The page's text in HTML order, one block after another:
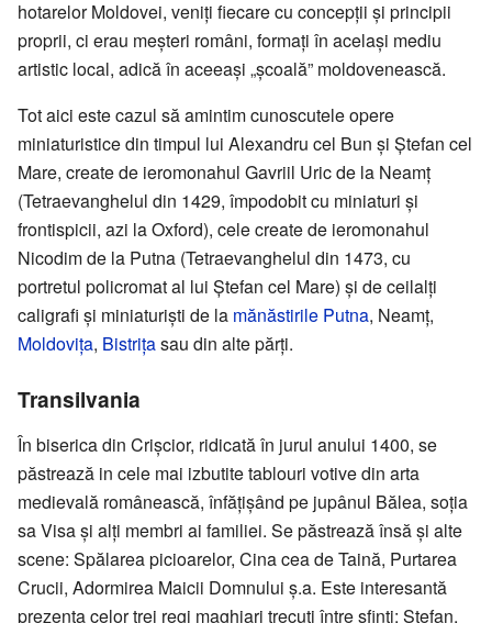
hotarelor Moldovei, veniți fiecare cu concepții și principii
proprii, ci erau meșteri români, formați în același mediu
artistic local, adică în aceeași „școală” moldovenească.
Tot aici este cazul să amintim cunoscutele opere
miniaturistice din timpul lui Alexandru cel Bun și Ștefan cel
Mare, create de ieromonahul Gavriil Uric de la Neamț
(Tetraevanghelul din 1429, împodobit cu miniaturi și
frontispicii, azi la Oxford), cele create de ieromonahul
Nicodim de la Putna (Tetraevanghelul din 1473, cu
portretul policromat al lui Ștefan cel Mare) și de ceilalți
caligrafi și miniaturiști de la mănăstirile Putna, Neamț,
Moldovița, Bistrițasau din alte părți.
Transilvania
În biserica din Crișcior, ridicată în jurul anului 1400, se
păstrează in cele mai izbutite tablouri votive din arta
medievală românească, înfățișând pe jupânul Bălea, soția
sa Visa și alți membri ai familiei. Se păstrează însă și alte
scene: Spălarea picioarelor, Cina cea de Taină, Purtarea
Crucii, Adormirea Maicii Domnului ș.a. Este interesantă
prezența celor trei regi maghiari trecuți între sfinți: Ștefan,